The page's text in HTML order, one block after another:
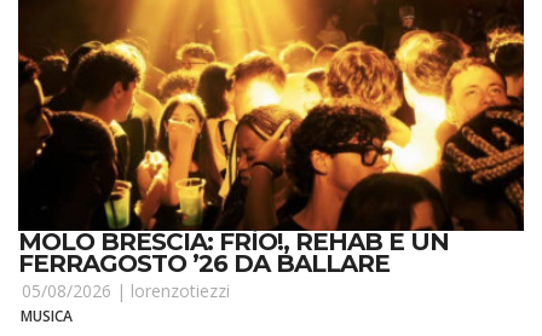
MOLO BRESCIA: FRÌO!, REHAB E UN
FERRAGOSTO ’26 DA BALLARE
05/08/2026 | lorenzotiezzi
MUSICA